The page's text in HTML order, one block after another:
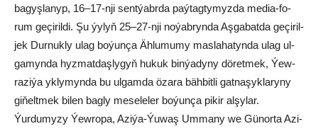
ba­gyş­la­nyp, 16–17-nji sent­ýabr­da paý­tag­ty­myz­da me­dia-fo­
rum ge­çi­ril­di. Şu ýy­lyň 25–27-nji no­ýab­ryn­da Aş­ga­bat­da ge­çi­ril­
jek Dur­nuk­ly ulag bo­ýun­ça Äh­lu­mu­my mas­la­ha­tyn­da ulag ul­
ga­myn­da hyz­mat­daş­ly­gyň hu­kuk bin­ýa­dy­ny dö­ret­mek, Ýew­
ra­zi­ýa yk­ly­myn­da bu ul­gam­da öza­ra bäh­bit­li gat­na­şyk­la­ry­ny
gi­ňelt­mek bi­len bag­ly me­se­le­ler bo­ýun­ça pi­kir al­şy­lar.
Ýur­du­my­zy Ýew­ro­pa, Azi­ýa-Ýu­waş Um­ma­ny we Gü­nor­ta Azi­